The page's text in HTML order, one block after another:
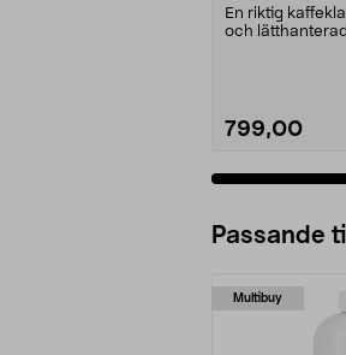
En riktig
och
799,00
Passande
Multibuy